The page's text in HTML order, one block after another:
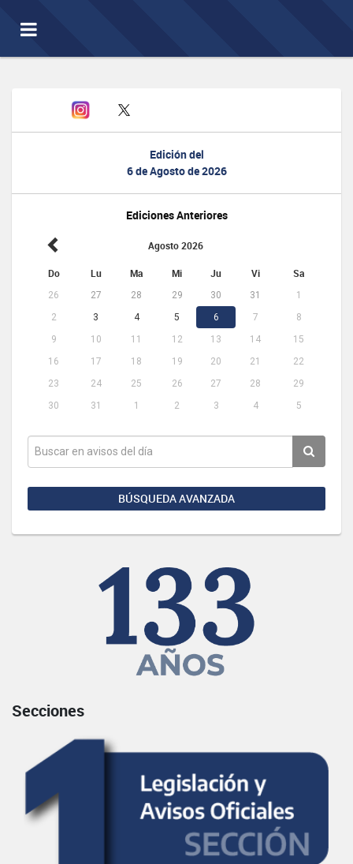
Toggle
navigation
Edición del
6 de Agosto de 2026
Ediciones Anteriores
Agosto 2026
Do Lu Ma Mi Ju Vi Sa
26 27 28 29 30 31
1
2
3 4 5 6 7
8
9
10 11 12 13 14
15
16
17 18 19 20 21
22
23
24 25 26 27 28
29
30
31 1 2 3 4 5
BÚSQUEDA AVANZADA
Secciones